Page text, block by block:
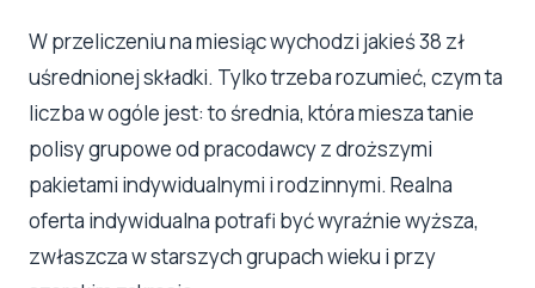
W przeliczeniu na miesiąc wychodzi jakieś 38 zł
uśrednionej składki. Tylko trzeba rozumieć, czym ta
liczba w ogóle jest: to średnia, która miesza tanie
polisy grupowe od pracodawcy z droższymi
pakietami indywidualnymi i rodzinnymi. Realna
oferta indywidualna potrafi być wyraźnie wyższa,
zwłaszcza w starszych grupach wieku i przy